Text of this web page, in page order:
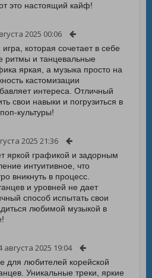
это настоящий кайф!
2025 00:06
которая сочетает в себе
ритмы и танцевальные
яркая, а музыка просто на
кастомизации
интереса. Отличный
свои навыки и погрузиться в
культуры!
2025 21:36
яркой графикой и задорным
интуитивное, что
вникнуть в процесс.
и уровней не дает
способ испытать свои
любимой музыкой в
августа 2025 19:04
для любителей корейской
Уникальные треки, яркие